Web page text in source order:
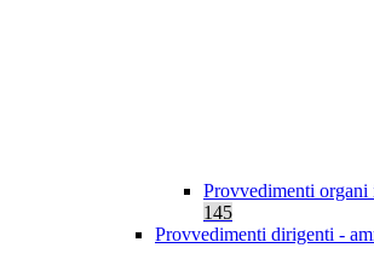
Provvedimenti
145
Provvedimenti dirigenti -